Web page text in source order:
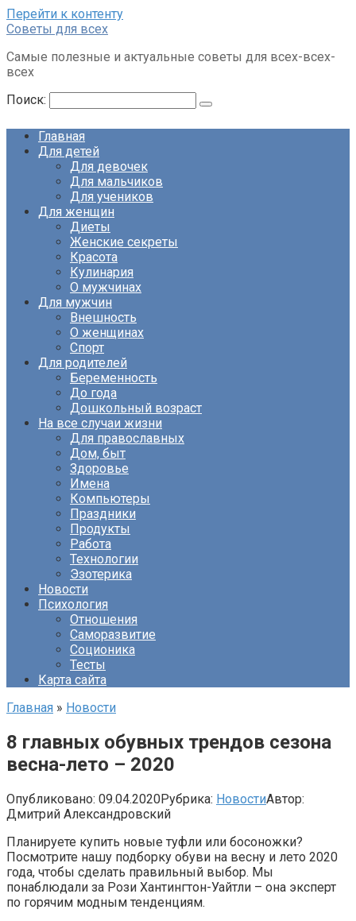
Перейти к контенту
Советы для всех
Самые полезные и актуальные советы для всех-всех-
всех
Поиск:
Главная
Для детей
Для девочек
Для мальчиков
Для учеников
Для женщин
Диеты
Женские секреты
Красота
Кулинария
О мужчинах
Для мужчин
Внешность
О женщинах
Спорт
Для родителей
Беременность
До года
Дошкольный возраст
На все случаи жизни
Для православных
Дом, быт
Здоровье
Имена
Компьютеры
Праздники
Продукты
Работа
Технологии
Эзотерика
Новости
Психология
Отношения
Саморазвитие
Соционика
Тесты
Карта сайта
Главная » Новости
8 главных обувных трендов сезона
весна-лето – 2020
Опубликовано: 09.04.2020Рубрика: НовостиАвтор:
Дмитрий Александровский
Планируете купить новые туфли или босоножки?
Посмотрите нашу подборку обуви на весну и лето 2020
года, чтобы сделать правильный выбор. Мы
понаблюдали за Рози Хантингтон-Уайтли – она эксперт
по горячим модным тенденциям.